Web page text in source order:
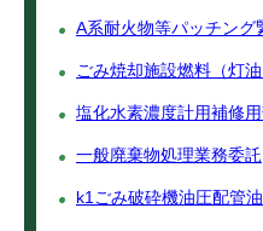
A系耐火物等パッチング
ごみ焼却施設燃料（灯
塩化水素濃度計用補修
一般廃棄物処理業務委託
k1ごみ破砕機油圧配管